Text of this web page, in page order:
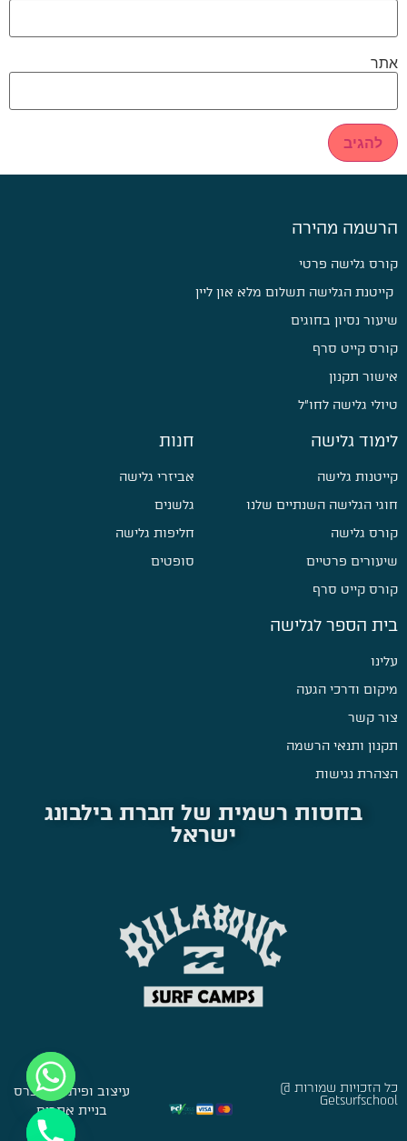
אתר
הרשמה מהירה
קורס גלישה פרטי
קייטנת הגלישה תשלום מלא און ליין
שיעור נסיון בחוגים
קורס קייט סרף
אישור תקנון
טיולי גלישה לחו״ל
לימוד גלישה
קייטנות גלישה
חוגי הגלישה השנתיים שלנו
קורס גלישה
שיעורים פרטיים
קורס קייט סרף
חנות
אביזרי גלישה
גלשנים
חליפות גלישה
סופטים
בית הספר לגלישה
עלינו
מיקום ודרכי הגעה
צור קשר
תקנון ותנאי הרשמה
הצהרת נגישות
בחסות רשמית של חברת בילבונג
ישראל
כל הזכויות שמורות @
Getsurfschool
עיצוב ופיתוח:סברס
בניית אתרים